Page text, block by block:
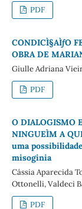
PDF
CONDICÌ§AÌƒO
OBRA DE
Giulle Adriana
PDF
O DIALOGISMO
NINGUEÌM A
uma
misoginia
Cássia Aparecida
Ottonelli, Valdeci
PDF